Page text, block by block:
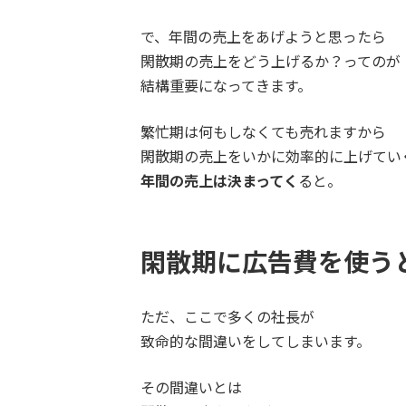
で、年間の売上をあげようと思ったら
閑散期の売上をどう上げるか？ってのが
結構重要になってきます。
繁忙期は何もしなくても売れますから
閑散期の売上をいかに効率的に上げてい
年間の売上は決まってく ると。
閑散期に広告費を使う
ただ、ここで多くの社長が
致命的な間違いをしてしまいます。
その間違いとは